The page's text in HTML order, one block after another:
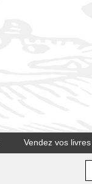
Vendez vos livres